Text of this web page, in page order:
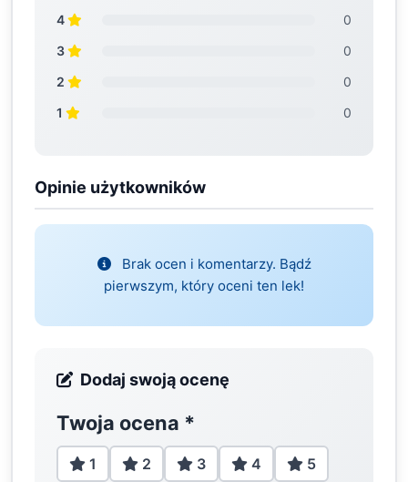
4
0
3
0
2
0
1
0
Opinie użytkowników
Brak ocen i komentarzy. Bądź
pierwszym, który oceni ten lek!
Dodaj swoją ocenę
Twoja ocena *
1 2 3 4 5